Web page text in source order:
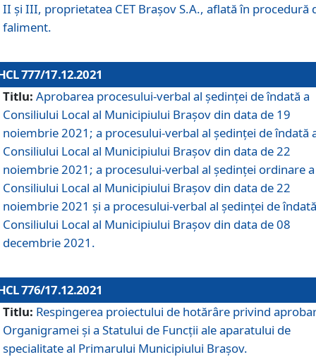
II și III, proprietatea CET Brașov S.A., aflată în procedură
faliment.
777/17.12.2021
Titlu: Aprobarea procesului-verbal al şedinţei de îndată a
Consiliului Local al Municipiului Braşov din data de 19
noiembrie 2021; a procesului-verbal al şedinţei de îndată
Consiliului Local al Municipiului Braşov din data de 22
noiembrie 2021; a procesului-verbal al şedinţei ordinare a
Consiliului Local al Municipiului Braşov din data de 22
noiembrie 2021 și a procesului-verbal al şedinţei de
Consiliului Local al Municipiului Braşov din data de 08
decembrie 2021.
776/17.12.2021
Titlu: Respingerea proiectului de hotărâre privind
Organigramei şi a Statului de Funcţii ale aparatului de
specialitate al Primarului Municipiului Braşov.